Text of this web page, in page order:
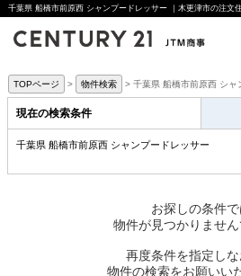
千葉県 船橋市前原西 シャンプードレッサー ｜木更津市の注文
TOPページ 物件検索 千葉県 船橋市前原西 シャ
現在の検索条件
千葉県 船橋市前原西 シャンプードレッサー
お探しの条件で
物件が見つかりません
再度条件を指定し
物件の検索をお願いい